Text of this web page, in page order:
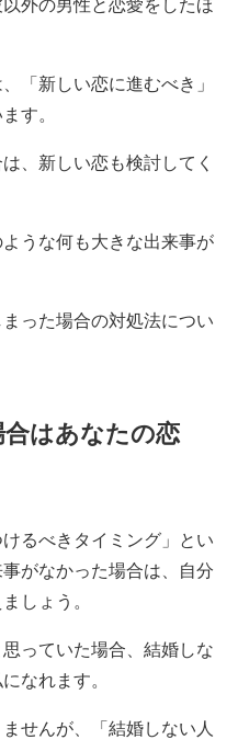
外の男性と恋愛をしたほ
「新しい恋に進むべき」
す。
、新しい恋も検討してく
うな何も大きな出来事が
った場合の対処法につい
はあなたの恋
るべきタイミング」とい
がなかった場合は、自分
しょう。
っていた場合、結婚しな
なれます。
せんが、「結婚しない人